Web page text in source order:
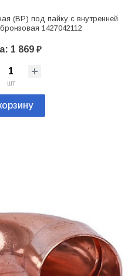
(ВР) под пайку с внутренней
1427042112
1 869 ₽
шт